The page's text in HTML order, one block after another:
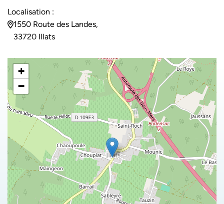
Localisation :
1550 Route des Landes,
33720 Illats
+
−